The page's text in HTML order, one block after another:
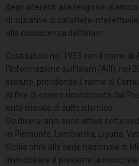
degli aderenti alla religione
di iniziative di carattere
alla conoscenza dell’Islam.
Costituitasi nel 1993 con il nome di
l’Informazione sull’Islam (AIII), nel
statuto, prendendo il nome di
al fine di essere riconosciuta dal
ente morale di culto islamico.
Da diversi anni sono attive sette
in Piemonte, Lombardia, Liguria,
Sicilia oltre alla sede nazionale di
immobiliare è presente la